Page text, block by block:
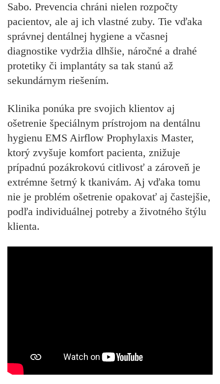
Sabo. Prevencia chráni nielen rozpočty
pacientov, ale aj ich vlastné zuby. Tie vďaka
správnej dentálnej hygiene a včasnej
diagnostike vydržia dlhšie, náročné a drahé
protetiky či implantáty sa tak stanú až
sekundárnym riešením.
Klinika ponúka pre svojich klientov aj
ošetrenie špeciálnym prístrojom na dentálnu
hygienu EMS Airflow Prophylaxis Master,
ktorý zvyšuje komfort pacienta, znižuje
prípadnú pozákrokovú citlivosť a zároveň je
extrémne šetrný k tkanivám. Aj vďaka tomu
nie je problém ošetrenie opakovať aj častejšie,
podľa individuálnej potreby a životného štýlu
klienta.